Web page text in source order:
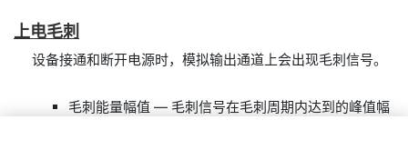
上电毛刺
设备接通和断开电源时，模拟输出通道上会出现毛刺信号。
毛刺能量幅值 — 毛刺信号在毛刺周期内达到的峰值幅